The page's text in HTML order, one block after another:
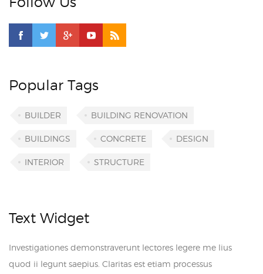
Popular Tags
BUILDER BUILDING RENOVATION
BUILDINGS CONCRETE DESIGN
INTERIOR STRUCTURE
Text Widget
Investigationes demonstraverunt lectores legere me lius
quod ii legunt saepius. Claritas est etiam processus